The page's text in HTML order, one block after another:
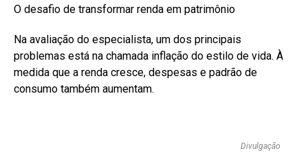
O desafio de transformar renda em patrimônio
Na avaliação do especialista, um dos principais
problemas está na chamada inflação do estilo de vida. À
medida que a renda cresce, despesas e padrão de
consumo também aumentam.
Divulgação